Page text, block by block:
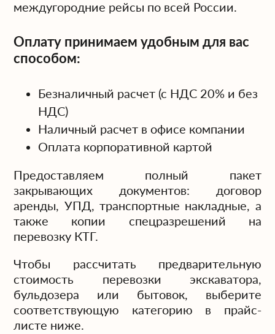
междугородние рейсы по всей России.
Оплату принимаем удобным для вас
способом:
Безналичный расчет (с НДС 20% и без
НДС)
Наличный расчет в офисе компании
Оплата корпоративной картой
Предоставляем полный пакет
закрывающих документов: договор
аренды, УПД, транспортные накладные, а
также копии спецразрешений на
перевозку КТГ.
Чтобы рассчитать предварительную
стоимость перевозки экскаватора,
бульдозера или бытовок, выберите
соответствующую категорию в прайс-
листе ниже.